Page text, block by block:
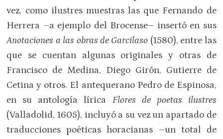
vez, como ilustres muestras las que Fernando de
Herrera –a ejemplo del Brocense– insertó en sus
Anotaciones a las obras de Garcilaso (1580), entre las
que se cuentan algunas originales y otras de
Francisco de Medina, Diego Girón, Gutierre de
Cetina y otros. El antequerano Pedro de Espinosa,
en su antología lírica Flores de poetas ilustres
(Valladolid, 1605), incluyó a su vez un apartado de
traducciones poéticas horacianas –un total de